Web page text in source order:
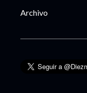
Archivo